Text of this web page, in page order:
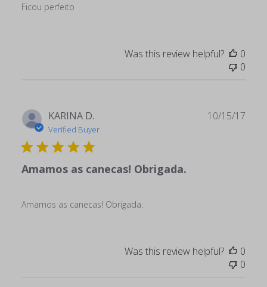
Ficou perfeito
Was this review helpful?
0
0
KARINA D.
Verified Buyer
Amamos as canecas! Obrigada.
Amamos as canecas! Obrigada.
10/15/17
Was this review helpful?
0
0